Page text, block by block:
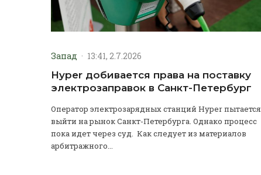
Запад · 13:41, 2.7.2026
Hyper добивается права на поставку
электрозаправок в Санкт-Петербург
Оператор электрозарядных станций Hyper пытается
выйти на рынок Санкт-Петербурга. Однако процесс
пока идет через суд. Как следует из материалов
арбитражного...